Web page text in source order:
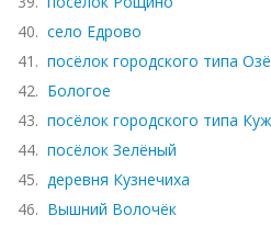
40. село Едрово
41. посёлок городского типа
42. Бологое
43. посёлок городского типа
44. посёлок Зелёный
45. деревня Кузнечиха
46. Вышний Волочёк